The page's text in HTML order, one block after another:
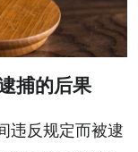
捕的后果
违反规定而被逮